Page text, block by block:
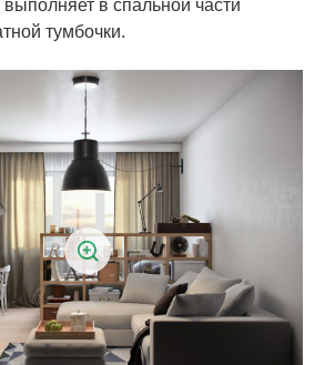
в спальной части
тумбочки.